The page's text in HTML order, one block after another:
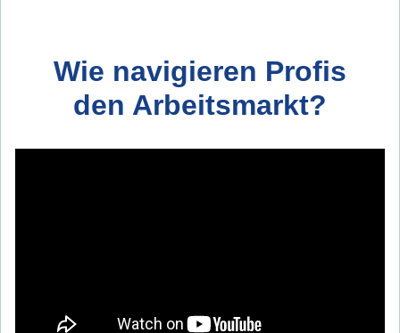
Wie navigieren Profis
den Arbeitsmarkt?